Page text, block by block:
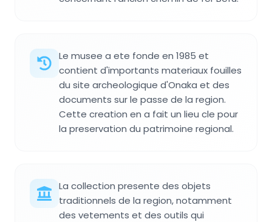
Le musee a ete fonde en 1985 et
contient d'importants materiaux fouilles
du site archeologique d'Onaka et des
documents sur le passe de la region.
Cette creation en a fait un lieu cle pour
la preservation du patrimoine regional.
La collection presente des objets
traditionnels de la region, notamment
des vetements et des outils qui